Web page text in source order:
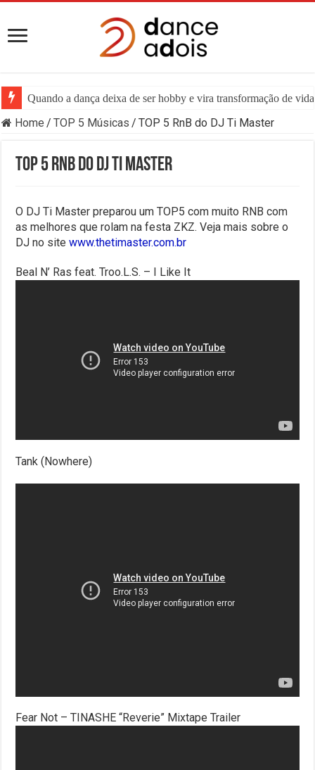
Quando a dança deixa de ser hobby e vira transformação de
Quando a Música ao Vivo Encolhe, a Dança de Salão Sente
Home / TOP 5 Músicas / TOP 5 RnB do DJ Ti Master
TOP 5 RnB do DJ Ti Master
O DJ Ti Master preparou um TOP5 com muito RNB com
as melhores que rolam na festa ZKZ. Veja mais sobre o
DJ no sitewww.thetimaster.com.br
Beal N’ Ras feat. Troo.L.S. – I Like It
Tank (Nowhere)
Fear Not – TINASHE “Reverie” Mixtape Trailer